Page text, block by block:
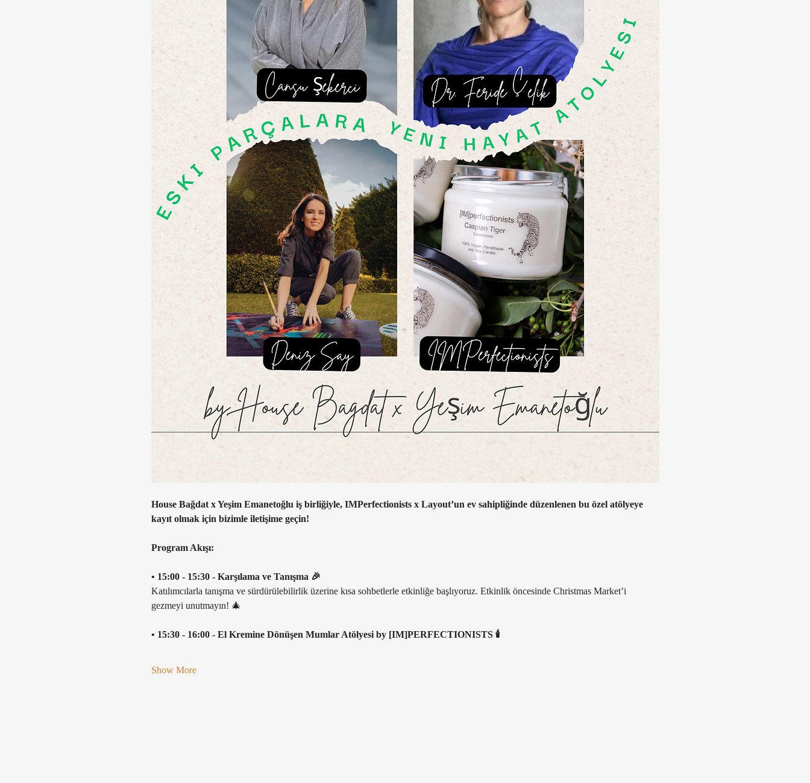
House Bağdat x Yeşim Emanetoğlu iş birliğiyle, IMPerfectionists x Layout’un ev sahipliğinde düzenlenen bu özel atölyeye
kayıt olmak için bizimle iletişime geçin!
Program Akışı:
• 15:00 - 15:30 - Karşılama ve Tanışma 🎉
Katılımcılarla tanışma ve sürdürülebilirlik üzerine kısa sohbetlerle etkinliğe başlıyoruz. Etkinlik öncesinde Christmas Market’i
gezmeyi unutmayın! 🎄
• 15:30 - 16:00 - El Kremine Dönüşen Mumlar Atölyesi by [IM]PERFECTIONISTS 🕯️
Show More